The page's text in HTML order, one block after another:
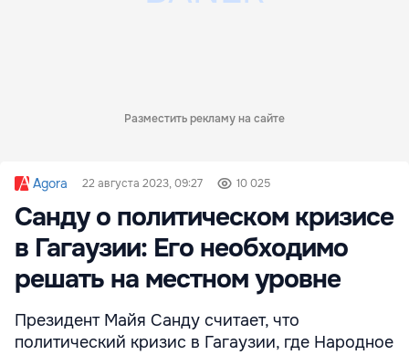
Разместить рекламу на сайте
Agora 22 августа 2023, 09:27 10 025
Санду о политическом кризисе
в Гагаузии: Его необходимо
решать на местном уровне
Президент Майя Санду считает, что
политический кризис в Гагаузии, где Народное